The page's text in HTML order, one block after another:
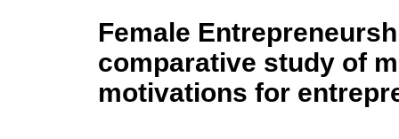
Female
comparative study of
motivations for